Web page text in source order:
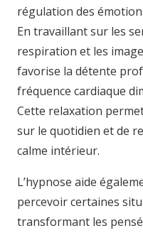
régulation des
En travaillant sur les
respiration et les
favorise la détente
fréquence cardiaque
Cette relaxation
sur le quotidien et de
calme intérieur.
L’hypnose aide
percevoir certaines
transformant les